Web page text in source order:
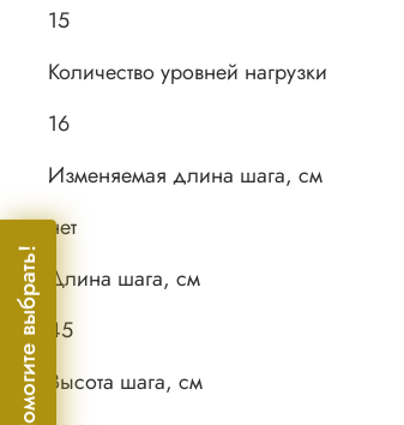
Помогите выбрать!
15
Количество уровней нагрузки
16
Изменяемая длина шага, см
нет
Длина шага, см
45
Высота шага, см